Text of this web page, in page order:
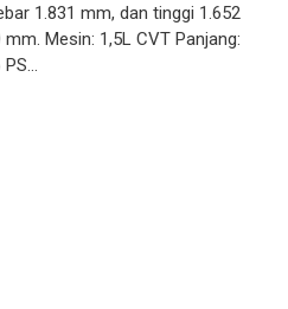
1.831 mm, dan tinggi 1.652
Mesin: 1,5L CVT Panjang:
PS…